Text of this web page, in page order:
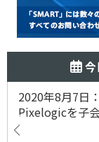
2020年8月7日
Pixelogicを子